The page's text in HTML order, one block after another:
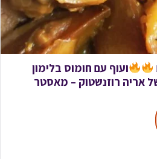
ועוף עם חומוס בלימון
אריה רוזנשטוק – מאסטר